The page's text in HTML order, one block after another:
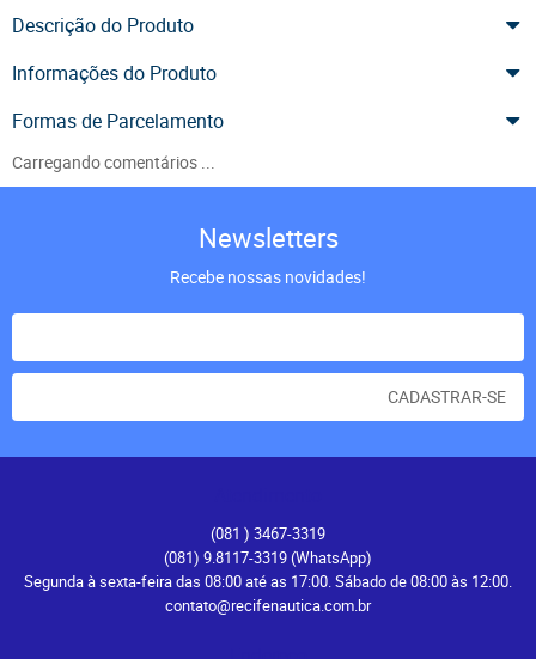
Descrição do Produto
Informações do Produto
Formas de Parcelamento
Carregando comentários ...
Newsletters
Recebe nossas novidades!
CADASTRAR-SE
(081 ) 3467-3319
(081) 9.8117-3319(WhatsApp)
Segunda à sexta-feira das 08:00 até as 17:00. Sábado de 08:00 às 12:00.
contato@recifenautica.com.br